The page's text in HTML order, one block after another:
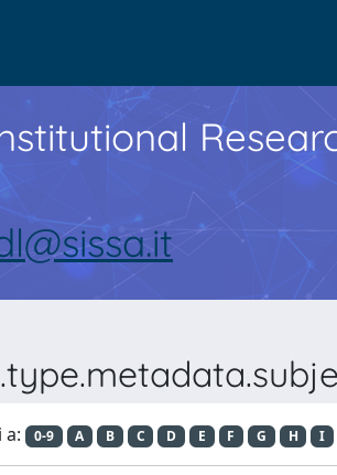
a: 0-9 A B C D E F G H I